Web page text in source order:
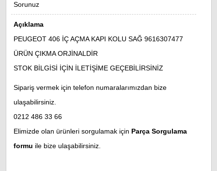
Sorunuz
Açıklama
PEUGEOT 406 İÇ AÇMA KAPI KOLU SAĞ 9616307477
ÜRÜN ÇIKMA ORJİNALDİR
STOK BİLGİSİ İÇİN İLETİŞİME GEÇEBİLİRSİNİZ
Sipariş vermek için telefon numaralarımızdan bize
ulaşabilirsiniz.
0212 486 33 66
Elimizde olan ürünleri sorgulamak için Parça Sorgulama
formu ile bize ulaşabilirsiniz.